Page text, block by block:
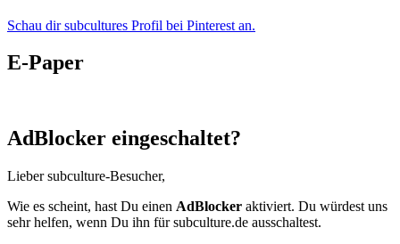
Schau dir subcultures Profil bei Pinterest an.
E-Paper
AdBlocker eingeschaltet?
Lieber subculture-Besucher,
Wie es scheint, hast Du einen AdBlocker aktiviert. Du würdest uns
sehr helfen, wenn Du ihn für subculture.de ausschaltest.